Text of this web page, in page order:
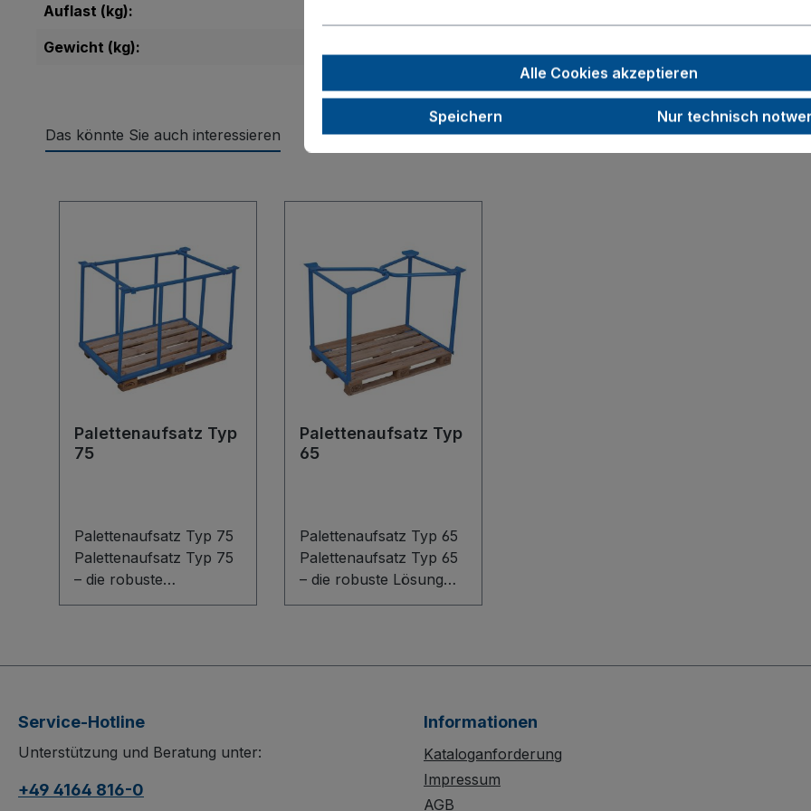
Auflast (kg):
Gewicht (kg):
Das könnte Sie auch interessieren
Palettenaufsatz Typ
75
Palettenaufsatz Typ 75
Palettenaufsatz Typ 75
– die robuste
Schweißkonstruktion
Passend für Euro- oder
(gestapelt nicht
verfahrbar) und verfügt
4 vertikalen
Palettenaufsatz Typ
65
Palettenaufsatz Typ 65
Palettenaufsatz Typ 65
– die robuste Lösung
für flexible
aus Stahl passt perfekt
stapelbar, jedoch im
gestapelten Zustand
nicht verfahrbar. Alle
Service-Hotline
Unterstützung und Beratung unter:
+49 4164 816-0
Informationen
Kataloganforderung
Impressum
AGB
Alle Cookies akzeptieren
Speichern Nur technisch